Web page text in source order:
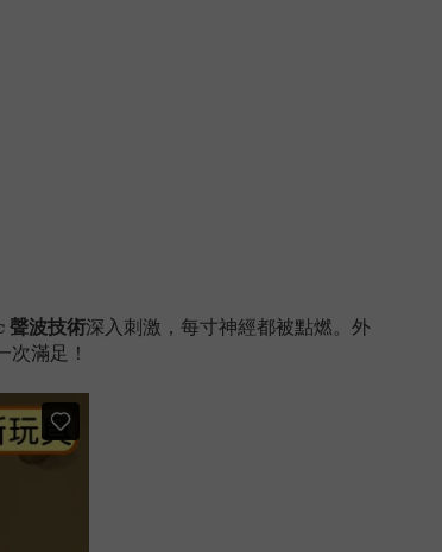
波技術深入刺激，每寸神經都被點燃。外
滿足！